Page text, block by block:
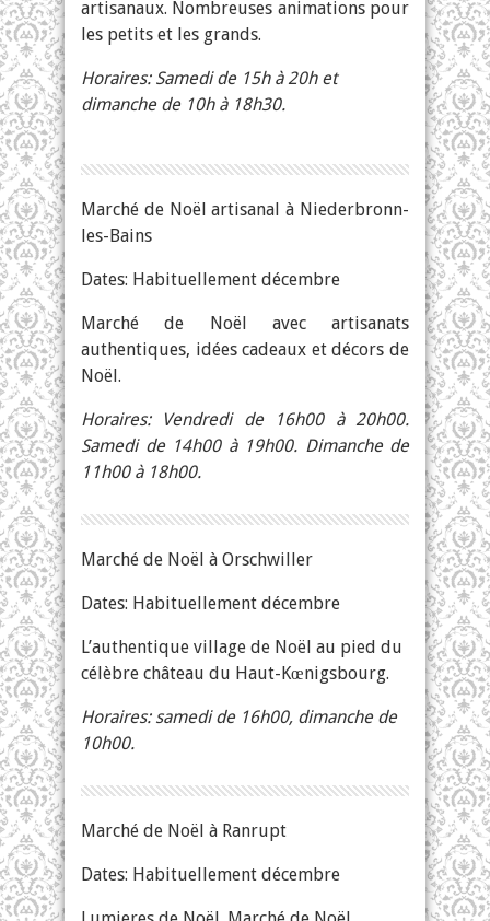
artisanaux. Nombreuses animations pour
les petits et les grands.
Horaires: Samedi de 15h à 20h et
dimanche de 10h à 18h30.
Marché de Noël artisanal à Niederbronn-
les-Bains
Dates: Habituellement décembre
Marché de Noël avec artisanats
authentiques, idées cadeaux et décors de
Noël.
Horaires: Vendredi de 16h00 à 20h00.
Samedi de 14h00 à 19h00. Dimanche de
11h00 à 18h00.
Marché de Noël à Orschwiller
Dates: Habituellement décembre
L’authentique village de Noël au pied du
célèbre château du Haut-Kœnigsbourg.
Horaires: samedi de 16h00, dimanche de
10h00.
Marché de Noël à Ranrupt
Dates: Habituellement décembre